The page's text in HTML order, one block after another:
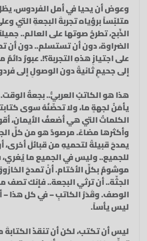
وعوض أن يحيا في أمل الفردوس،
متلبّساً برؤياه تجربةَ البجعةِ التي
الذّبح، تطرحُ صوتها على العالم..
الضراوة، دون أن تستسلم.. دون
على اجتيازِ هذهِ التجربة؟!. عبورٌ
إلى جحيمٍ ثانيةً دون الوصولِ إلى
هذا هو الكاتبُ العربيُّ.. بجعةُ
يأمَنُ لجهةٍ ما، ولا تحصِّنُهُ سوى
الكلماتُ التي هي أضعفُ الأيمان،
وأكثرها مضاءً. مرصودٌ هو من كلِّ
يمدحَ قبيلةً لتحميهِ من قبائلَ أخرى،
للجميع.. وليس في الجميع ما يُغري،
موشومٌ بكلِّ الأختام. أنْ تمدحَ
الجثّة.. أن ترثي البجعة.. فإنك
الوصف. وقَدَرُ الكاتبِ – في كل هذا –
ليس يأساً.
ليس أن تكتب، لكن أن تنقذَ الكتابةَ